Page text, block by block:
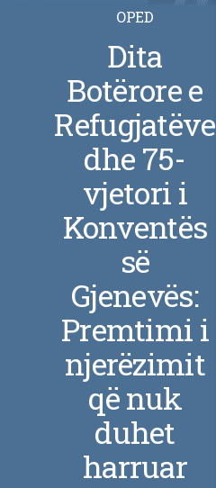
OPED
Dita
Botërore e
Refugjatëve
dhe 75-
vjetori i
Konventës
së
Gjenevës:
Premtimi i
njerëzimit
që nuk
duhet
harruar